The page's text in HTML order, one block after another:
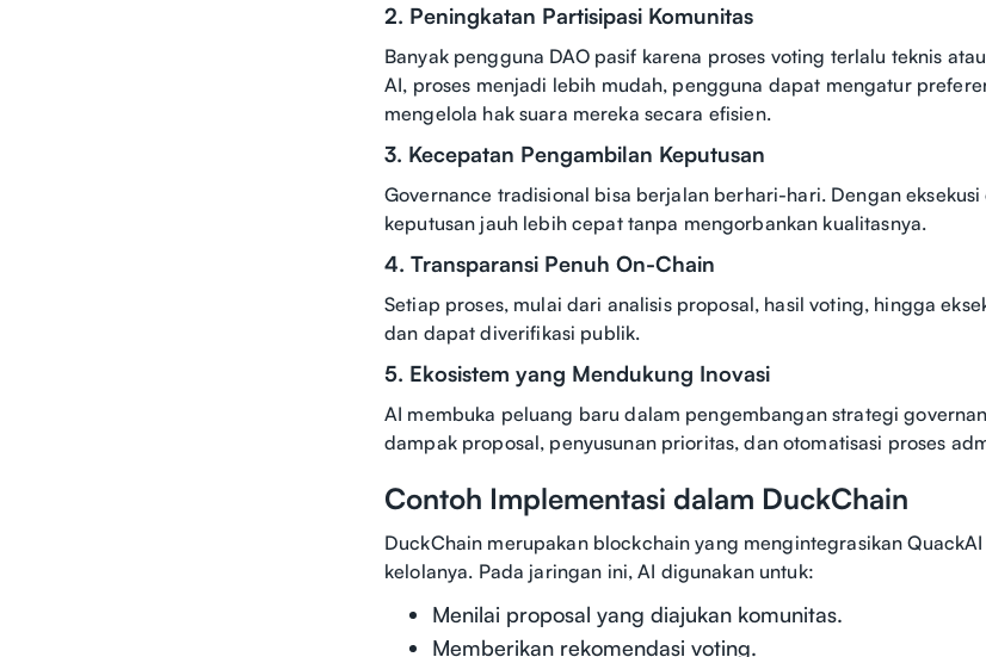
2. Peningkatan Partisipasi Komunitas
Banyak pengguna DAO pasif karena proses voting terlalu teknis
AI, proses menjadi lebih mudah, pengguna dapat mengatur
mengelola hak suara mereka secara efisien.
3. Kecepatan Pengambilan Keputusan
Governance tradisional bisa berjalan berhari-hari. Dengan
keputusan jauh lebih cepat tanpa mengorbankan kualitasnya.
4. Transparansi Penuh On-Chain
Setiap proses, mulai dari analisis proposal, hasil voting, hingga
dan dapat diverifikasi publik.
5. Ekosistem yang Mendukung Inovasi
AI membuka peluang baru dalam pengembangan strategi
dampak proposal, penyusunan prioritas, dan otomatisasi proses
Contoh Implementasi dalam DuckChain
DuckChain merupakan blockchain yang mengintegrasikan
kelolanya. Pada jaringan ini, AI digunakan untuk:
Menilai proposal yang diajukan komunitas.
Memberikan rekomendasi voting.